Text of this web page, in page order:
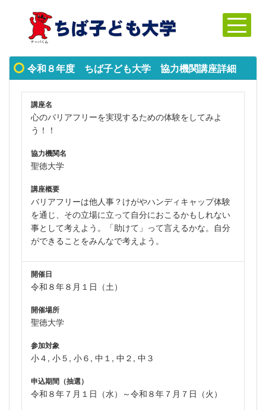
令和８年度 ちば子ども大学 協力機関講座詳細
講座名
心のバリアフリーを実現するための体験をしてみよ
う！！
協力機関名
聖徳大学
講座概要
バリアフリーは他人事？けがやハンディキャップ体験
を通じ、その立場に立って自分におこるかもしれない
事として考えよう。「助けて」って言えるかな。自分
ができることをみんなで考えよう。
開催日
令和８年８月１日（土）
開催場所
聖徳大学
参加対象
小４, 小５, 小６, 中１, 中２, 中３
申込期間（抽選）
令和８年７月１日（水）～令和８年７月７日（火）